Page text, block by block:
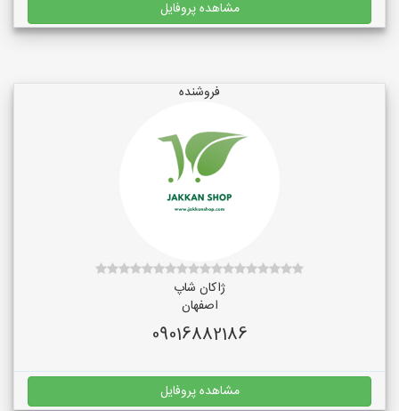
مشاهده پروفایل
فروشنده
ژاکان شاپ
اصفهان
09016882186
مشاهده پروفایل